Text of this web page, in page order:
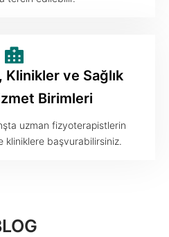
Klinikler ve Sağlık
Birimleri
uzman fizyoterapistlerin
kliniklere başvurabilirsiniz.